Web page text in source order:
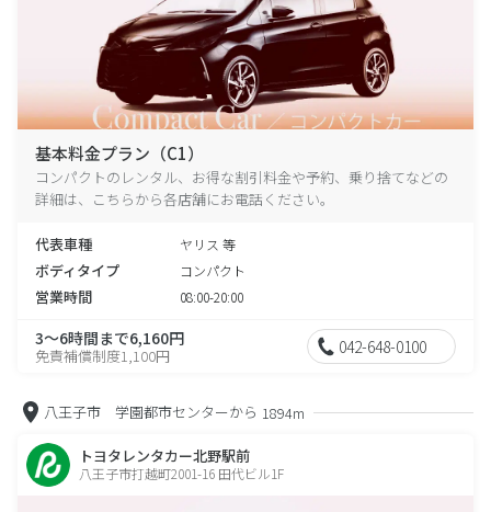
基本料金プラン（C1）
コンパクトのレンタル、お得な割引料金や予約、乗り捨てなどの
詳細は、こちらから各店舗にお電話ください。
代表車種 ヤリス 等
ボディタイプ コンパクト
営業時間 08:00-20:00
3～6時間まで6,160円
免責補償制度1,100円 042-648-0100
八王子市 学園都市センターから 1894m
トヨタレンタカー北野駅前
八王子市打越町2001-16 田代ビル1F